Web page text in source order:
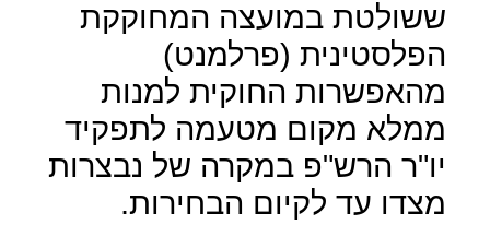
ששולטת במועצה המחוקקת
הפלסטינית (פרלמנט)
מהאפשרות החוקית למנות
ממלא מקום מטעמה לתפקיד
יו"ר הרש"פ במקרה של נבצרות
מצדו עד לקיום הבחירות.